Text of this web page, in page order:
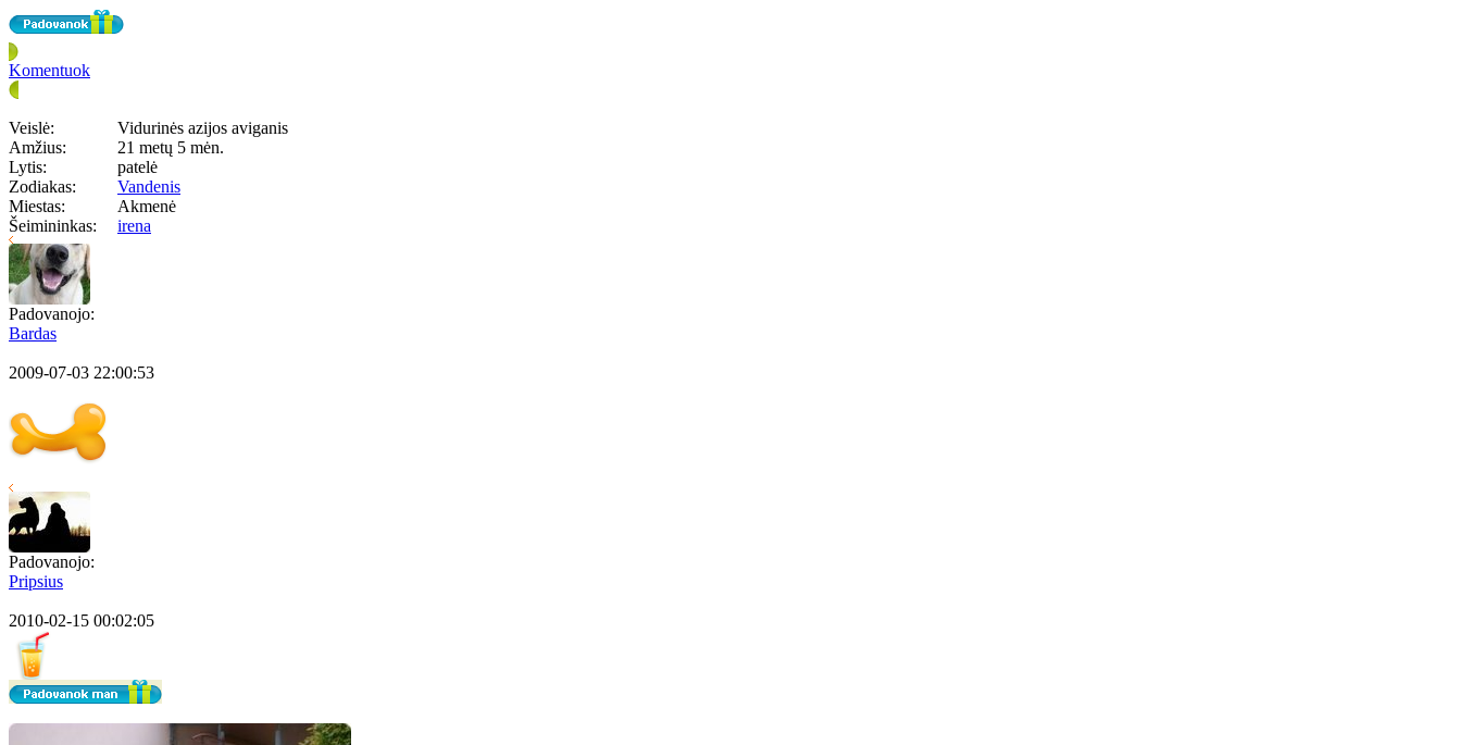
Komentuok
Veislė:
Vidurinės azijos aviganis
Amžius:
21 metų 5 mėn.
Lytis:
patelė
Zodiakas:
Vandenis
Miestas:
Akmenė
Šeimininkas:
irena
Padovanojo:
Bardas
2009-07-03 22:00:53
Padovanojo:
Pripsius
2010-02-15 00:02:05